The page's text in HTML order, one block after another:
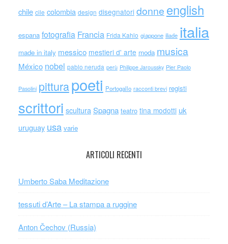
chile cile colombia design disegnatori donne english
espana fotografia Francia Frida Kahlo giappone iliade italia
made in italy messico mestieri d' arte moda musica
México nobel pablo neruda perù Philippe Jaroussky Pier Paolo
Pasolini pitturapoeti Portogallo racconti brevi registi
scrittori scultura Spagna teatro tina modotti uk
uruguay usa varie
ARTICOLI RECENTI
Umberto Saba Meditazione
tessuti d’Arte – La stampa a ruggine
Anton Čechov (Russia)